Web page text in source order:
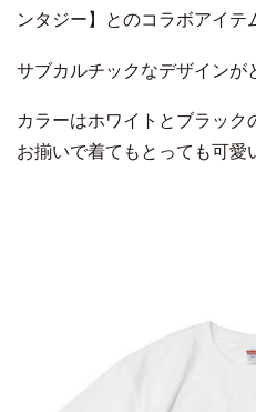
ンタジー】とのコラボアイテ
サブカルチックなデザインが
カラーはホワイトとブラック
お揃いで着てもとっても可